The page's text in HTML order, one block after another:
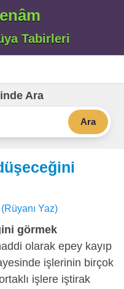
Tabirleri
Ara
Ara
Yaz)
görmek
olarak epey kayıp
işlerinin birçok
işlere iştirak